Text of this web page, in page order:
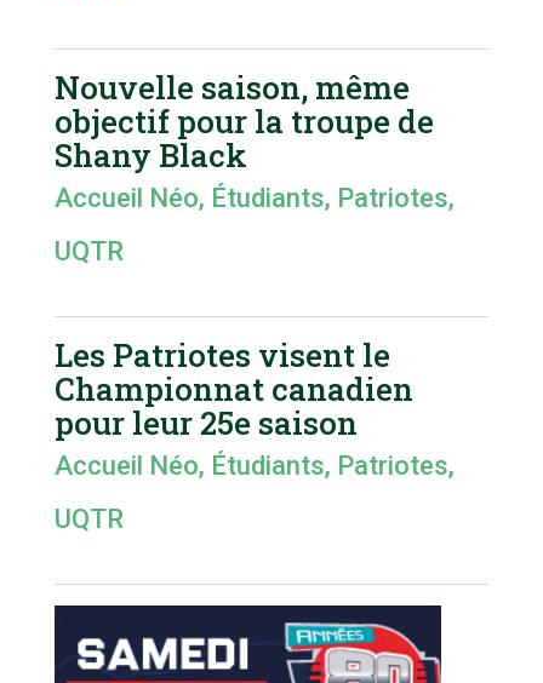
Nouvelle saison, même
objectif pour la troupe de
Shany Black
Accueil Néo, Étudiants, Patriotes,
UQTR
Les Patriotes visent le
Championnat canadien
pour leur 25e saison
Accueil Néo, Étudiants, Patriotes,
UQTR